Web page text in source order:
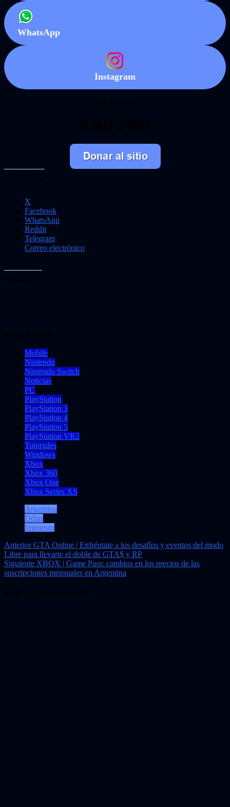
WhatsApp
Instagram
X
Facebook
WhatsApp
Reddit
Telegram
Correo electrónico
Mobile
Nintendo
Nintendo Switch
Noticias
PC
PlayStation
PlayStation 3
PlayStation 4
PlayStation 5
PlayStation VR2
Tutoriales
Windows
Xbox
Xbox 360
Xbox One
Xbox Series XS
Argentina
Dólar
Impuesto
Navegación
de
entradas
AnteriorGTA Online | Enfréntate a los desafíos y eventos del modo
Libre para llevarte el doble de GTA$ y RP
Siguiente XBOX | Game Pass: cambios en los precios de las
suscripciones mensuales en Argentina